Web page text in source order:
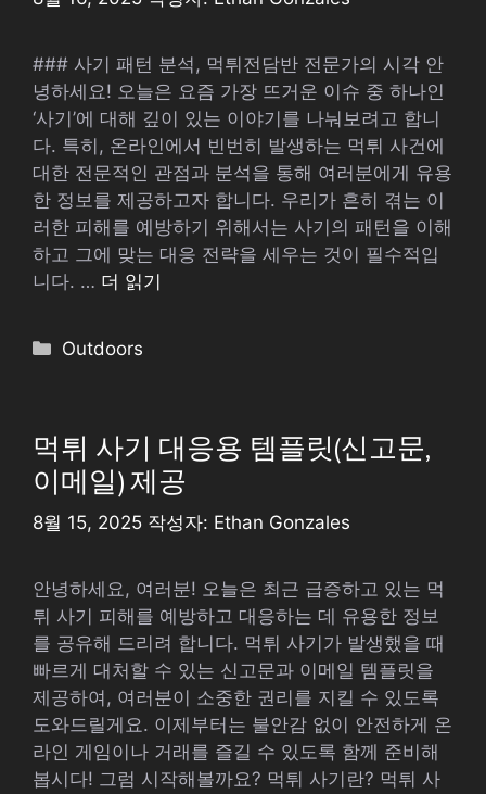
### 사기 패턴 분석, 먹튀전담반 전문가의 시각 안
녕하세요! 오늘은 요즘 가장 뜨거운 이슈 중 하나인
‘사기’에 대해 깊이 있는 이야기를 나눠보려고 합니
다. 특히, 온라인에서 빈번히 발생하는 먹튀 사건에
대한 전문적인 관점과 분석을 통해 여러분에게 유용
한 정보를 제공하고자 합니다. 우리가 흔히 겪는 이
러한 피해를 예방하기 위해서는 사기의 패턴을 이해
하고 그에 맞는 대응 전략을 세우는 것이 필수적입
니다. … 더 읽기
카
Outdoors
먹튀 사기 대응용 템플릿(신고문,
이메일) 제공
8월 15, 2025 작성자: Ethan Gonzales
안녕하세요, 여러분! 오늘은 최근 급증하고 있는 먹
튀 사기 피해를 예방하고 대응하는 데 유용한 정보
를 공유해 드리려 합니다. 먹튀 사기가 발생했을 때
빠르게 대처할 수 있는 신고문과 이메일 템플릿을
제공하여, 여러분이 소중한 권리를 지킬 수 있도록
도와드릴게요. 이제부터는 불안감 없이 안전하게 온
라인 게임이나 거래를 즐길 수 있도록 함께 준비해
봅시다! 그럼 시작해볼까요? 먹튀 사기란? 먹튀 사